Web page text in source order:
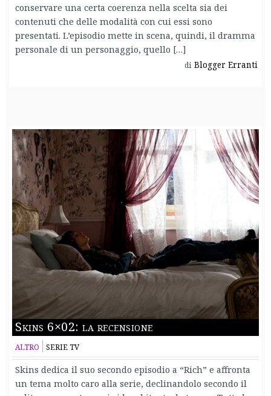
conservare una certa coerenza nella scelta sia dei
contenuti che delle modalità con cui essi sono
presentati. L’episodio mette in scena, quindi, il dramma
personale di un personaggio, quello […]
di Blogger Erranti
Skins 6×02: la recensione
ALTRO SERIE TV
Skins dedica il suo secondo episodio a “Rich” e affronta
un tema molto caro alla serie, declinandolo secondo il